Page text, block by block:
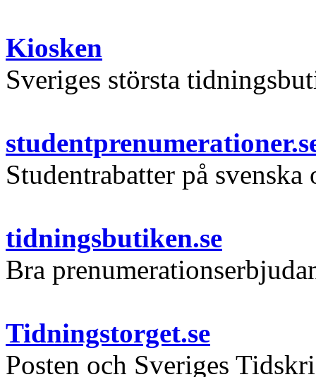
Kiosken
Sveriges största
Studentrabatter på
tidningsbutiken.se
Bra
Tidningstorget.se
Posten och Sveriges